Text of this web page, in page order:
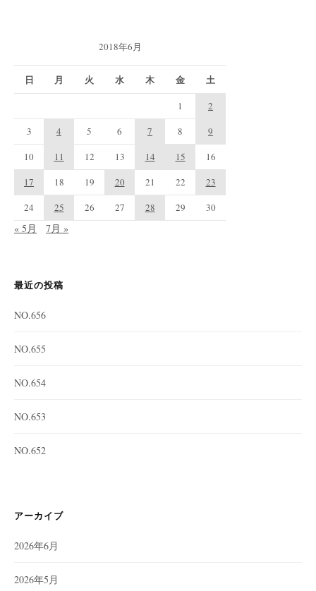
2018年6月
日 月 火 水 木 金 土
1
2
3
4 5 6 7 8
9
10
11 12 13 14 15
16
17
18 19 20 21 22
23
24
25 26 27 28 29 30
« 5月 7月 »
最近の投稿
NO.656
NO.655
NO.654
NO.653
NO.652
アーカイブ
2026年6月
2026年5月